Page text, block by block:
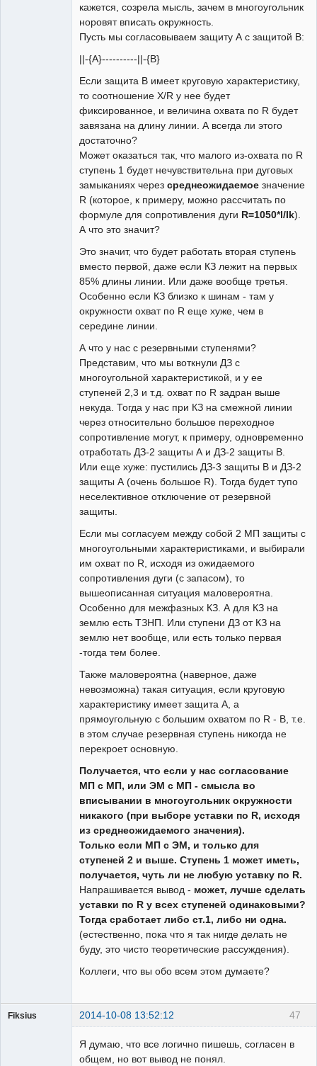
кажется, созрела мысль, зачем в многоугольник
норовят вписать окружность.
Пусть мы согласовываем защиту А с защитой В:
||-{A}----------||-{B}
Если защита В имеет круговую характеристику,
то соотношение Х/R у нее будет
фиксированное, и величина охвата по R будет
завязана на длину линии. А всегда ли этого
достаточно?
Может оказаться так, что малого из-охвата по R
ступень 1 будет нечувствительна при дуговых
замыканиях через среднеожидаемое значение
R (которое, к примеру, можно рассчитать по
формуле для сопротивления дуги R=1050*l/Ik).
А что это значит?
Это значит, что будет работать вторая ступень
вместо первой, даже если КЗ лежит на первых
85% длины линии. Или даже вообще третья.
Особенно если КЗ близко к шинам - там у
окружности охват по R еще хуже, чем в
середине линии.
А что у нас с резервными ступенями?
Представим, что мы воткнули ДЗ с
многоугольной характеристикой, и у ее
ступеней 2,3 и т.д. охват по R задран выше
некуда. Тогда у нас при КЗ на смежной линии
через относительно большое переходное
сопротивление могут, к примеру, одновременно
отработать ДЗ-2 защиты А и ДЗ-2 защиты В.
Или еще хуже: пустились ДЗ-3 защиты В и ДЗ-2
защиты А (очень большое R). Тогда будет тупо
неселективное отключение от резервной
защиты.
Если мы согласуем между собой 2 МП защиты с
многоугольными характеристиками, и выбирали
им охват по R, исходя из ожидаемого
сопротивления дуги (с запасом), то
вышеописанная ситуация маловероятна.
Особенно для межфазных КЗ. А для КЗ на
землю есть ТЗНП. Или ступени ДЗ от КЗ на
землю нет вообще, или есть только первая
-тогда тем более.
Также маловероятна (наверное, даже
невозможна) такая ситуация, если круговую
характеристику имеет защита А, а
прямоугольную с большим охватом по R - В, т.е.
в этом случае резервная ступень никогда не
перекроет основную.
Получается, что если у нас согласование
МП с МП, или ЭМ с МП - смысла во
вписывании в многоугольник окружности
никакого (при выборе уставки по R, исходя
из среднеожидаемого значения).
Только если МП с ЭМ, и только для
ступеней 2 и выше. Ступень 1 может иметь,
получается, чуть ли не любую уставку по R.
Напрашивается вывод - может, лучше сделать
уставки по R у всех ступеней одинаковыми?
Тогда сработает либо ст.1, либо ни одна.
(естественно, пока что я так нигде делать не
буду, это чисто теоретические рассуждения).
Коллеги, что вы обо всем этом думаете?
47
Fiksius 2014-10-08 13:52:12
Я думаю, что все логично пишешь, согласен в
общем, но вот вывод не понял.